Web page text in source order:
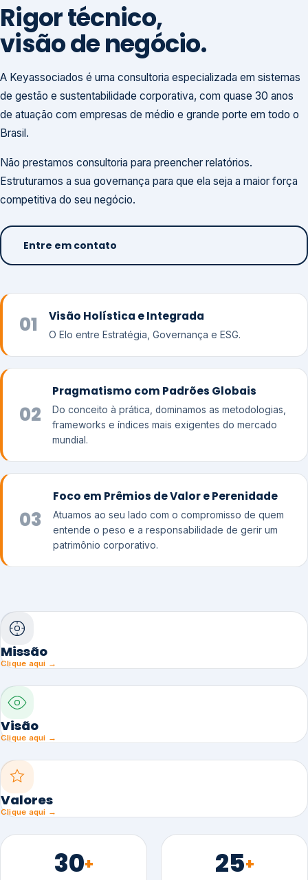
Rigor técnico,
visão de negócio.
A Keyassociados é uma consultoria especializada em sistemas
de gestão e sustentabilidade corporativa, com quase 30 anos
de atuação com empresas de médio e grande porte em todo o
Brasil.
Não prestamos consultoria para preencher relatórios.
Estruturamos a sua governança para que ela seja a maior força
competitiva do seu negócio.
Entre em contato
01 Visão Holística e Integrada
O Elo entre Estratégia, Governança e ESG.
02
Pragmatismo com Padrões Globais
Do conceito à prática, dominamos as metodologias,
frameworks e índices mais exigentes do mercado
mundial.
03
Foco em Prêmios de Valor e Perenidade
Atuamos ao seu lado com o compromisso de quem
entende o peso e a responsabilidade de gerir um
patrimônio corporativo.
Missão
Clique aqui →
Visão
Clique aqui →
Valores
Clique aqui →
30+ 25+